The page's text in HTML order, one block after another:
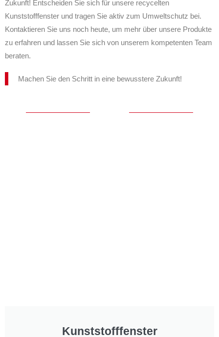
Zukunft! Entscheiden Sie sich für unsere recycelten
Kunststofffenster und tragen Sie aktiv zum Umweltschutz bei.
Kontaktieren Sie uns noch heute, um mehr über unsere Produkte
zu erfahren und lassen Sie sich von unserem kompetenten Team
beraten.
Machen Sie den Schritt in eine bewusstere Zukunft!
Kunststofffenster